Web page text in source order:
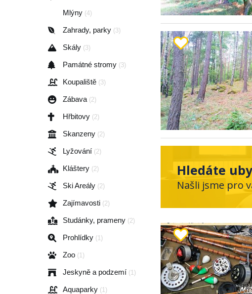
Mlýny (4)
Zahrady, parky (3)
Skály (3)
Památné stromy (3)
Koupaliště (3)
Zábava (2)
Hřbitovy (2)
Skanzeny (2)
Lyžování (2)
Kláštery (2)
Ski Areály (2)
Zajímavosti (2)
Studánky, prameny (2)
Prohlídky (1)
Zoo (1)
Jeskyně a podzemí (1)
Aquaparky (1)
Hledáte
Našli jsme pro